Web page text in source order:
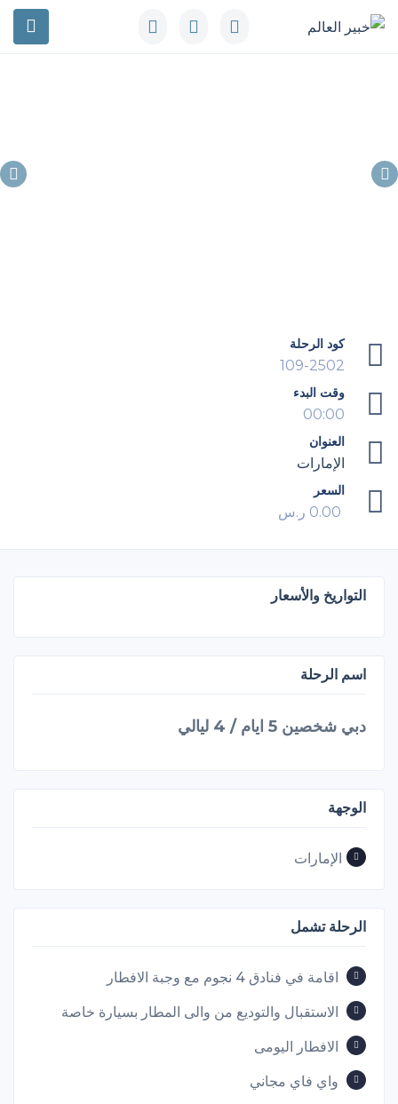
كود الرحلة
109-2502
وقت البدء
00:00
العنوان
الإمارات
السعر
0.00 ر.س
اسم الرحلة
دبي شخصين 5 ايام / 4 ليالي
الرحلة تشمل
اقامة في فنادق 4 نجوم مع وجبة الافطار
الافطار اليومى
واي فاي مجاني
الوجهة
الإمارات
التواريخ والأسعار